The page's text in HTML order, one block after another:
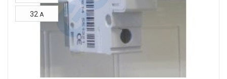
32 A